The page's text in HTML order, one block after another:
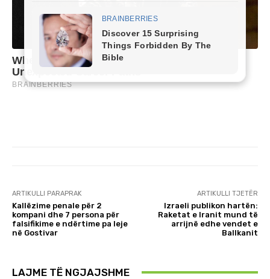
ARTIKULLI PARAPRAK
Kallëzime penale për 2
kompani dhe 7 persona për
falsifikime e ndërtime pa leje
në Gostivar
ARTIKULLI TJETËR
Izraeli publikon hartën:
Raketat e Iranit mund të
arrijnë edhe vendet e
Ballkanit
LAJME TË NGJAJSHME